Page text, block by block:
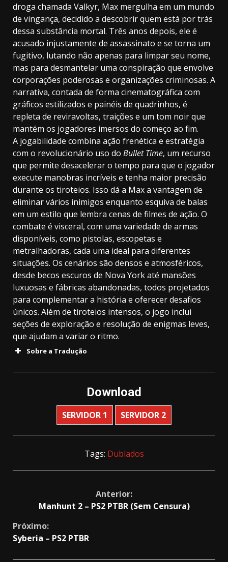
droga chamada Valkyr, Max mergulha em um mundo
de vingança, decidido a descobrir quem está por trás
dessa substância mortal. Três anos depois, ele é
acusado injustamente de assassinato e se torna um
fugitivo, lutando não apenas para limpar seu nome,
mas para desmantelar uma conspiração que envolve
corporações poderosas e organizações criminosas. A
narrativa, contada de forma cinematográfica com
gráficos estilizados e painéis de quadrinhos, é
repleta de reviravoltas, traições e um tom noir que
mantém os jogadores imersos do começo ao fim.
A jogabilidade combina ação frenética e estratégia
com o revolucionário uso do Bullet Time, um recurso
que permite desacelerar o tempo para que o jogador
execute manobras incríveis e tenha maior precisão
durante os tiroteios. Isso dá a Max a vantagem de
eliminar vários inimigos enquanto esquiva de balas
em um estilo que lembra cenas de filmes de ação. O
combate é visceral, com uma variedade de armas
disponíveis, como pistolas, escopetas e
metralhadoras, cada uma ideal para diferentes
situações. Os cenários são densos e atmosféricos,
desde becos escuros de Nova York até mansões
luxuosas e fábricas abandonadas, todos projetados
para complementar a história e oferecer desafios
únicos. Além de tiroteios intensos, o jogo inclui
seções de exploração e resolução de enigmas leves,
que ajudam a variar o ritmo.
Sobre a Tradução
Download
SERVIDOR 1 SERVIDOR 2
Tags: Dublados
Anterior:
Manhunt 2 – PS2 PTBR (Sem Censura)
Próximo:
Syberia – PS2 PTBR